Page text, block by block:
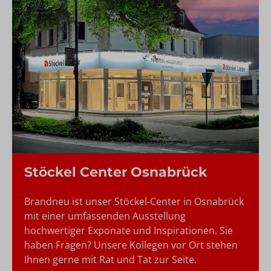
Stöckel Center Osnabrück
Brandneu ist unser Stöckel-Center in Osnabrück
mit einer umfassenden Ausstellung
hochwertiger Exponate und Inspirationen. Sie
haben Fragen? Unsere Kollegen vor Ort stehen
Ihnen gerne mit Rat und Tat zur Seite.